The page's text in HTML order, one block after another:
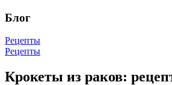
Блог
Рецепты
Рецепты
Крокеты из раков: